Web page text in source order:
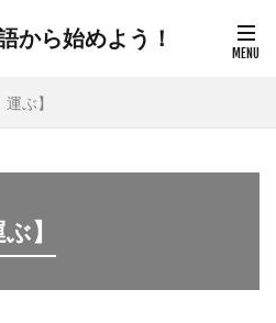
から始めよう！
ぶ】
】